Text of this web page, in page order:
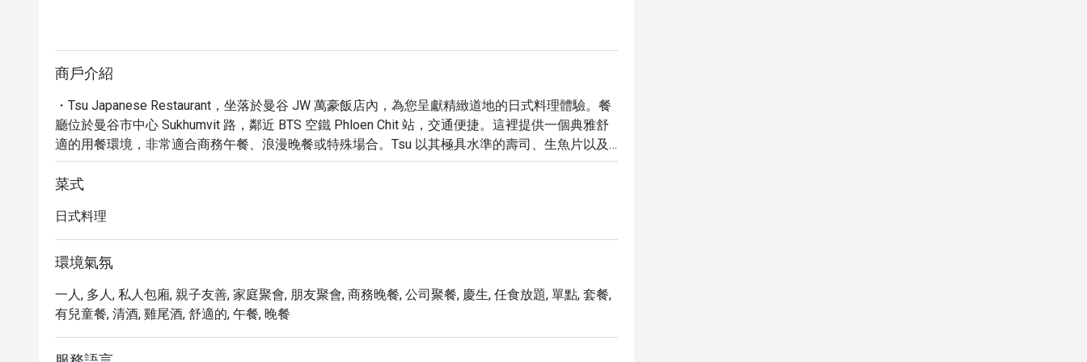
商戶介紹
・Tsu Japanese Restaurant，坐落於曼谷 JW 萬豪飯店內，為您呈獻精緻道地的日式料理體驗。餐
廳位於曼谷市中心 Sukhumvit 路，鄰近 BTS 空鐵 Phloen Chit 站，交通便捷。這裡提供一個典雅舒
適的用餐環境，非常適合商務午餐、浪漫晚餐或特殊場合。Tsu 以其極具水準的壽司、生魚片以及
精心烹製的懷石料理聞名，更有豐富的酒單供您選擇，是您品嚐頂級日式美食的首選。
・透過 Eatigo 預訂 Tsu Japanese Restaurant，您能享有最高 5 折的獨家優惠，讓您以超值的價
菜式
日式料理
環境氣氛
一人, 多人, 私人包廂, 親子友善, 家庭聚會, 朋友聚會, 商務晚餐, 公司聚餐, 慶生, 任食放題, 單點, 套餐,
有兒童餐, 清酒, 雞尾酒, 舒適的, 午餐, 晚餐